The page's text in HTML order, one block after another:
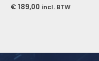
0out of 5
€ 189,00 incl. BTW